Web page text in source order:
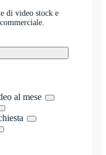
di video stock e
al mese